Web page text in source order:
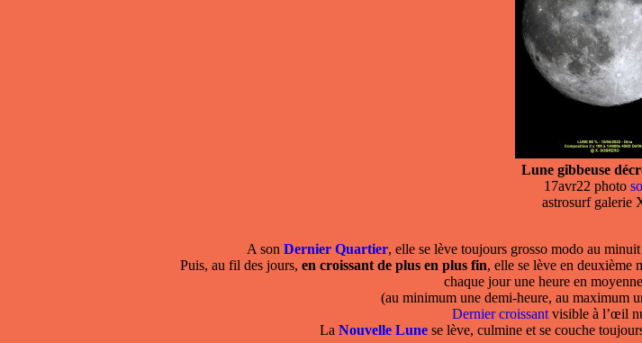
Lune gibbeuse
17avr22 photo
astrosurf galerie
A son Dernier Quartier, elle se lève toujours grosso modo au
Puis, au fil des jours, en croissant de plus en plus fin, elle se lève en deuxième
chaque jour une heure en
(au minimum une demi-heure, au maximum
Dernier croissantvisible à l’œil
La Nouvelle Lune se lève, culmine et se couche